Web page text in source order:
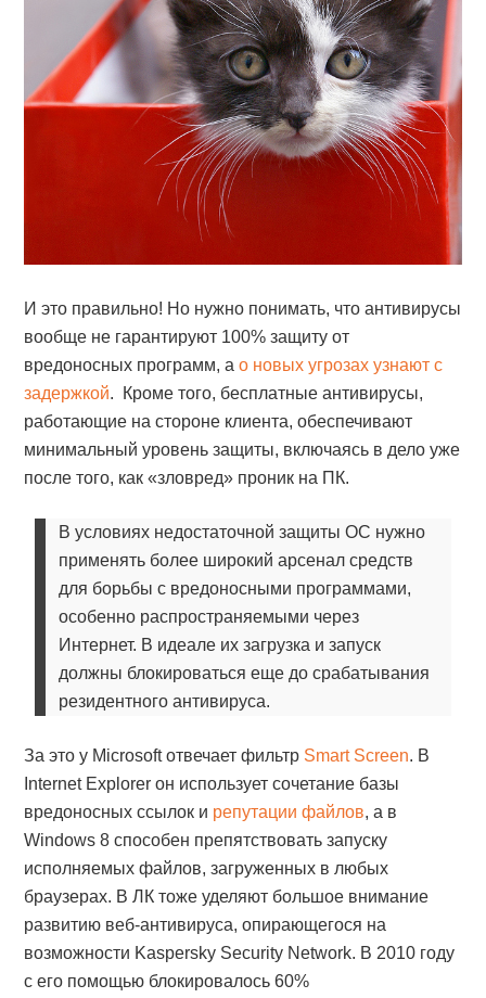
И это правильно! Но нужно понимать, что антивирусы
вообще не гарантируют 100% защиту от
вредоносных программ, ао новых угрозах узнают с
задержкой. Кроме того, бесплатные антивирусы,
работающие на стороне клиента, обеспечивают
минимальный уровень защиты, включаясь в дело уже
после того, как «зловред» проник на ПК.
В условиях недостаточной защиты ОС нужно
применять более широкий арсенал средств
для борьбы с вредоносными программами,
особенно распространяемыми через
Интернет. В идеале их загрузка и запуск
должны блокироваться еще до срабатывания
резидентного антивируса.
За это у Microsoft отвечает фильтр Smart Screen. В
Internet Explorer он использует сочетание базы
вредоносных ссылок и репутации файлов, а в
Windows 8 способен препятствовать запуску
исполняемых файлов, загруженных в любых
браузерах. В ЛК тоже уделяют большое внимание
развитию веб-антивируса, опирающегося на
возможности Kaspersky Security Network. В 2010 году
с его помощью блокировалось 60%